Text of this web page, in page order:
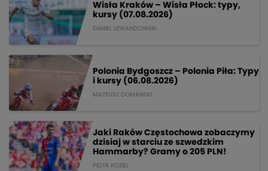
Wisła Kraków – Wisła Płock: typy,
kursy (07.08.2026)
DANIEL LEWANDOWSKI
Polonia Bydgoszcz – Polonia Piła: Typy
i kursy (06.08.2026)
MATEUSZ DOMANSKI
Jaki Raków Częstochowa zobaczymy
dzisiaj w starciu ze szwedzkim
Hammarby? Gramy o 205 PLN!
PIOTR KOZIEL